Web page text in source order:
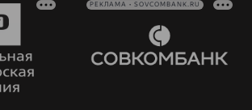
РЕКЛАМА • SOVCOMBANK.RU